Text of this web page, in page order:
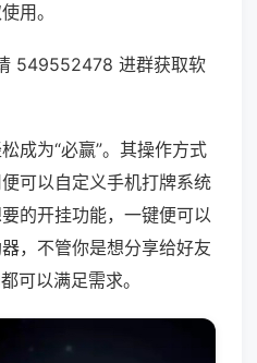
用。
549552478 进群获取软
成为“必赢”。其操作方式
可以自定义手机打牌系统
的开挂功能，一键便可以
，不管你是想分享给好友
可以满足需求。